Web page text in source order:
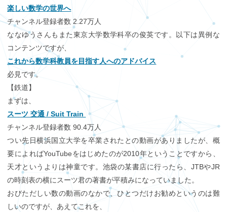
楽しい数学の世界へ
チャンネル登録者数 2.27万人
ななゆうさんもまた東京大学数学科卒の俊英です。以下は異例な
コンテンツですが、
これから数学科教員を目指す人へのアドバイス
必見です。
【鉄道】
まずは、
スーツ 交通 / Suit Train
チャンネル登録者数 90.4万人
つい先日横浜国立大学を卒業されたとの動画がありましたが、概
要によればYouTubeをはじめたのが2010年ということですから、
天才というよりは神童です。池袋の某書店に行ったら、JTBやJR
の時刻表の横にスーツ君の著書が平積みになっていました。
おびただしい数の動画のなかで、ひとつだけお勧めというのは難
しいのですが、あえてこれを、